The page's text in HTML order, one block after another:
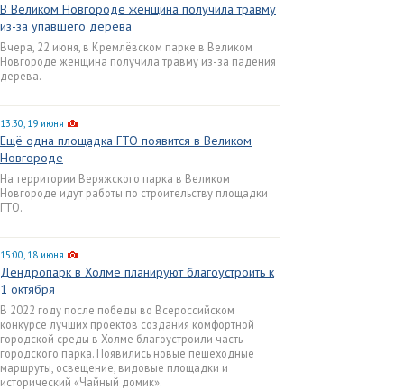
В Великом Новгороде женщина получила травму
из-за упавшего дерева
Вчера, 22 июня, в Кремлёвском парке в Великом
Новгороде женщина получила травму из-за падения
дерева.
13:30, 19 июня
Ещё одна площадка ГТО появится в Великом
Новгороде
На территории Веряжского парка в Великом
Новгороде идут работы по строительству площадки
ГТО.
15:00, 18 июня
Дендропарк в Холме планируют благоустроить к
1 октября
В 2022 году после победы во Всероссийском
конкурсе лучших проектов создания комфортной
городской среды в Холме благоустроили часть
городского парка. Появились новые пешеходные
маршруты, освещение, видовые площадки и
исторический «Чайный домик».